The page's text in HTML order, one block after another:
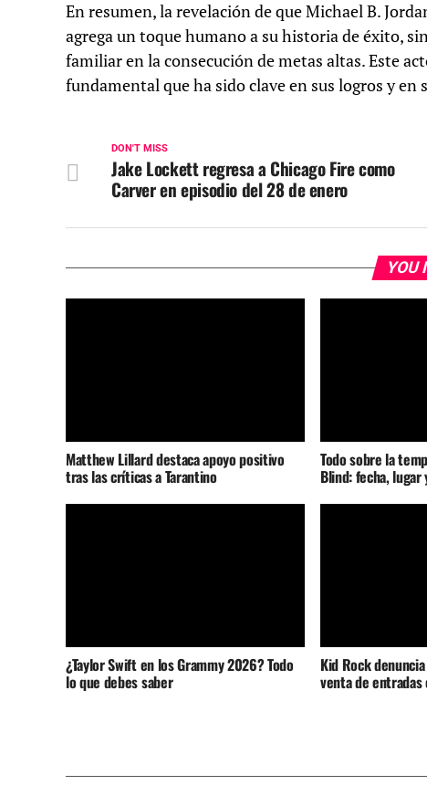
En resumen, la revelación de que Michael B.
agrega un toque humano a su historia de éxito,
familiar en la consecución de metas altas. Este
fundamental que ha sido clave en sus logros y
DON'T MISS
Jake Lockett regresa a Chicago Fire como
Carver en episodio del 28 de enero
YOU
Matthew Lillard destaca apoyo positivo
tras las críticas a Tarantino
Todo sobre la
Blind: fecha, lugar
¿Taylor Swift en los Grammy 2026? Todo
lo que debes saber
Kid Rock
venta de